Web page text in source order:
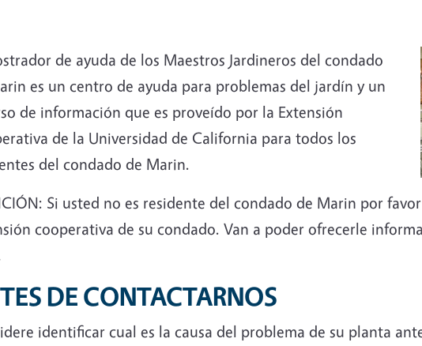
de ayuda de los Maestros Jardineros del condado
es un centro de ayuda para problemas del jardín y un
de información que es proveído por la Extensión
de la Universidad de California para todos los
del condado de Marin.
Si usted no es residente del condado de Marin por
cooperativa de su condado. Van a poder ofrecerle
DE CONTACTARNOS
identificar cual es la causa del problema de su planta